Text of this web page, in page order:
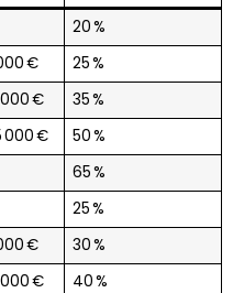
20 %
€
25 %
000 €
35 %
000 €
50 %
65 %
25 %
€
30 %
000 €
40 %